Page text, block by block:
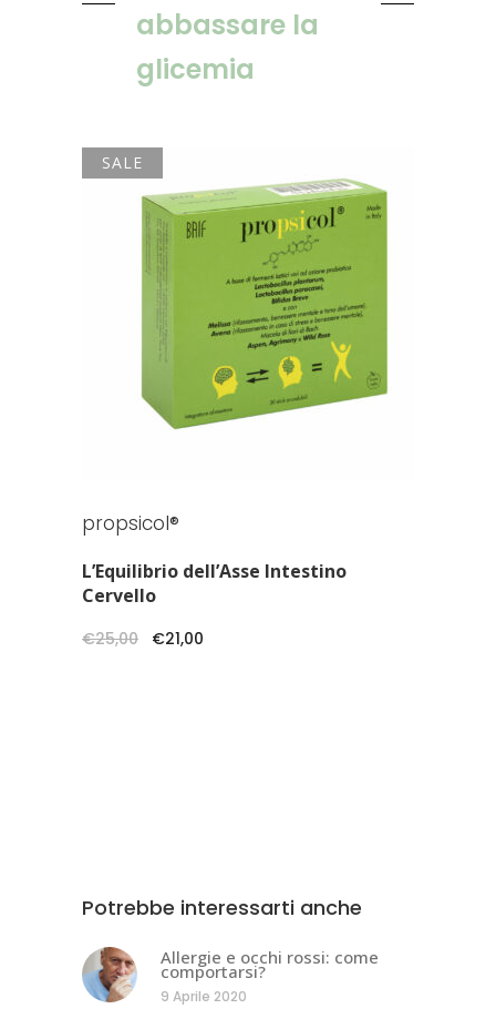
abbassare la
glicemia
SALE
AGGIUNGI AL CARRELLO
propsicol®
L’Equilibrio dell’Asse Intestino
Cervello
€25,00 Il
prezzo
€21,00
Potrebbe interessarti anche
Allergie e occhi rossi: come
comportarsi?
9 Aprile 2020